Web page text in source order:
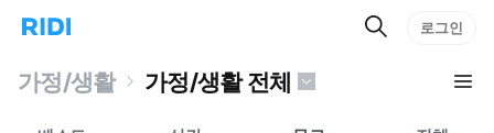
리
으
턴
트
검
로그인
가정/생활 가정/생활 전체